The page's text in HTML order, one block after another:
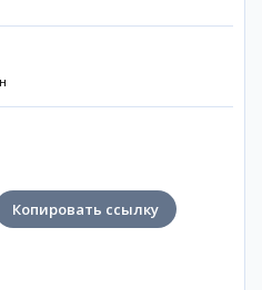
Копировать ссылку